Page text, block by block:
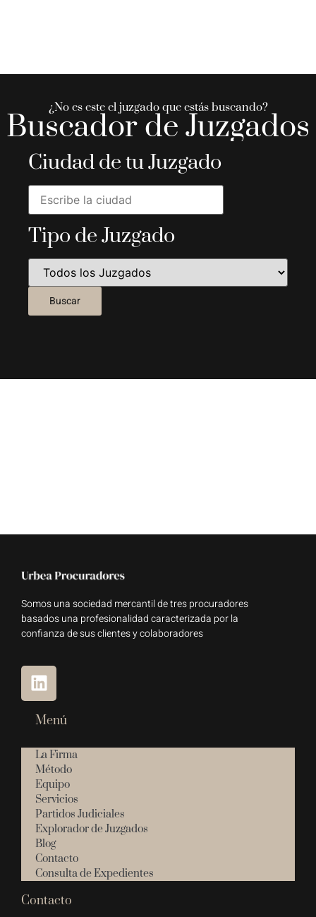
¿No es este el juzgado que estás buscando?
Buscador de Juzgados
Ciudad de tu Juzgado
Tipo de Juzgado
Somos una sociedad mercantil de tres procuradores
basados una profesionalidad caracterizada por la
confianza de sus clientes y colaboradores
Menú
La Firma
Método
Equipo
Servicios
Partidos Judiciales
Explorador de Juzgados
Blog
Contacto
Consulta de Expedientes
Contacto